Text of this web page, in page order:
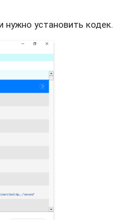
установить кодек.